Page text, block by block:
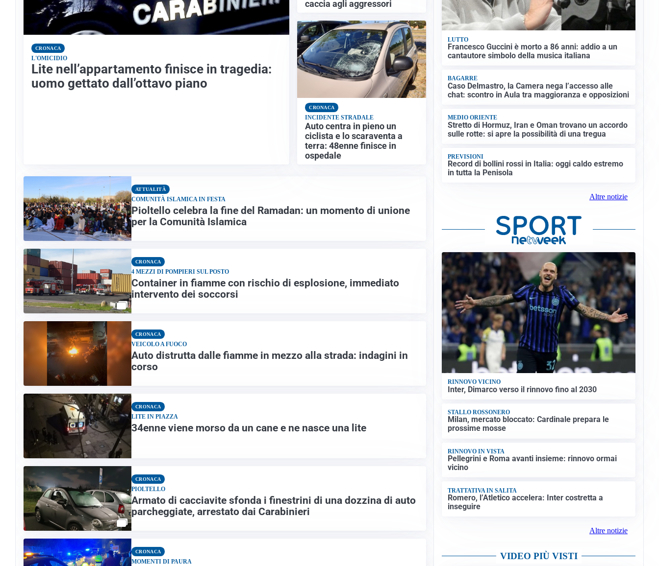
CRONACA
L'OMICIDIO
Lite nell’appartamento finisce in tragedia:
uomo gettato dall’ottavo piano
caccia agli aggressori
CRONACA
INCIDENTE STRADALE
Auto centra in pieno un
ciclista e lo scaraventa a
terra: 48enne finisce in
ospedale
ATTUALITÀ
COMUNITÀ ISLAMICA IN FESTA
Pioltello celebra la fine del Ramadan: un momento di unione
per la Comunità Islamica
CRONACA
4 MEZZI DI POMPIERI SUL POSTO
Container in fiamme con rischio di esplosione, immediato
intervento dei soccorsi
CRONACA
VEICOLO A FUOCO
Auto distrutta dalle fiamme in mezzo alla strada: indagini in
corso
CRONACA
LITE IN PIAZZA
34enne viene morso da un cane e ne nasce una lite
CRONACA
PIOLTELLO
Armato di cacciavite sfonda i finestrini di una dozzina di auto
parcheggiate, arrestato dai Carabinieri
CRONACA
MOMENTI DI PAURA
LUTTO
Francesco Guccini è morto a 86 anni: addio a un
cantautore simbolo della musica italiana
BAGARRE
Caso Delmastro, la Camera nega l’accesso alle
chat: scontro in Aula tra maggioranza e opposizioni
MEDIO ORIENTE
Stretto di Hormuz, Iran e Oman trovano un accordo
sulle rotte: si apre la possibilità di una tregua
PREVISIONI
Record di bollini rossi in Italia: oggi caldo estremo
in tutta la Penisola
Altre notizie
RINNOVO VICINO
Inter, Dimarco verso il rinnovo fino al 2030
STALLO ROSSONERO
Milan, mercato bloccato: Cardinale prepara le
prossime mosse
RINNOVO IN VISTA
Pellegrini e Roma avanti insieme: rinnovo ormai
vicino
TRATTATIVA IN SALITA
Romero, l’Atletico accelera: Inter costretta a
inseguire
Altre notizie
VIDEO PIÙ VISTI